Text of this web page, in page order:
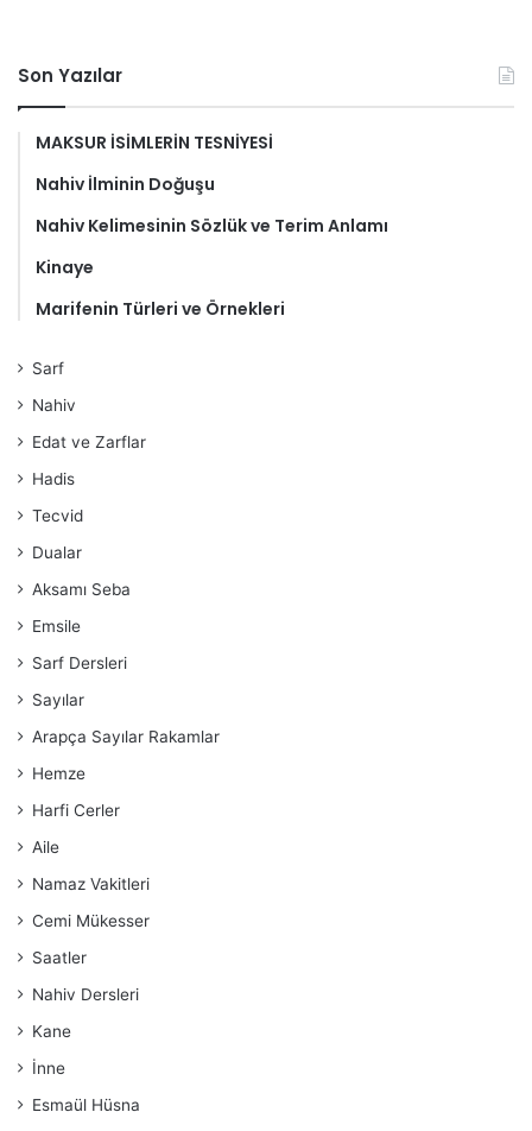
Son Yazılar
MAKSUR İSİMLERİN TESNİYESİ
Nahiv İlminin Doğuşu
Nahiv Kelimesinin Sözlük ve Terim Anlamı
Kinaye
Marifenin Türleri ve Örnekleri
Sarf
Nahiv
Edat ve Zarflar
Hadis
Tecvid
Dualar
Aksamı Seba
Emsile
Sarf Dersleri
Sayılar
Arapça Sayılar Rakamlar
Hemze
Harfi Cerler
Aile
Namaz Vakitleri
Cemi Mükesser
Saatler
Nahiv Dersleri
Kane
İnne
Esmaül Hüsna